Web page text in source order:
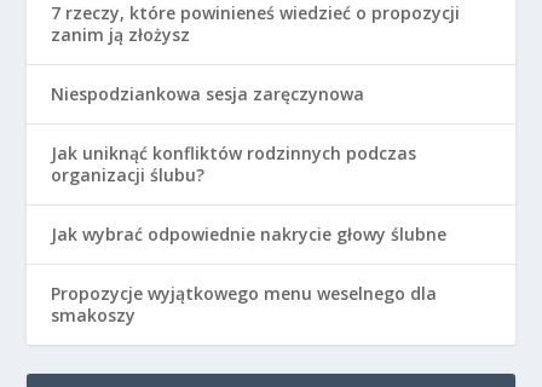
7 rzeczy, które powinieneś wiedzieć o propozycji
zanim ją złożysz
Niespodziankowa sesja zaręczynowa
Jak uniknąć konfliktów rodzinnych podczas
organizacji ślubu?
Jak wybrać odpowiednie nakrycie głowy ślubne
Propozycje wyjątkowego menu weselnego dla
smakoszy